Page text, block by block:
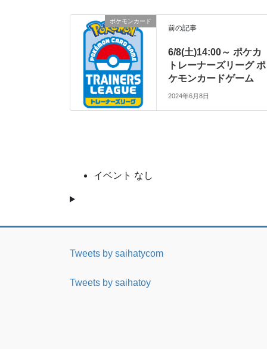
ポケモンカード
前の記事
6/8(土)14:00～ ポケカ
トレーナーズリーグ ポ
ケモンカードゲーム
2024年6月8日
イベント なし
Tweets by saihatycom
Tweets by saihatoy